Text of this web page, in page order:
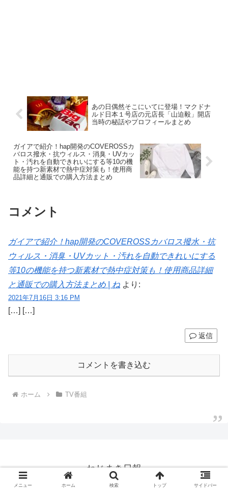
あの日偶然そこにいてに登場！マクドナ
ルド日本１号店の元店長「山迫毅」開店
当時の秘話やプロフィールまとめ
ガイアで紹介！hap開発のCOVEROSSカ
バロス撥水・抗ウィルス・消臭・UVカッ
ト・汚れを自動できれいにする等10の機
能を持つ新素材で熱中症対策も！使用商
品詳細と通販での購入方法まとめ
コメント
ガイアで紹介！hap開発のCOVEROSSカバロス撥水・抗
ウィルス・消臭・UVカット・汚れを自動できれいにする
等10の機能を持つ新素材で熱中症対策も！使用商品詳細
と通販での購入方法まとめ | ね より:
2021年7月16日 3:16 PM
[…] […]
返信
コメントを書き込む
ホーム TV番組
ねじまき日報
© 2020 ねじまき日報.
メニュー ホーム 検索 トップ サイドバー